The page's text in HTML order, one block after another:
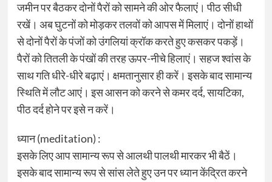
जमीन पर बैठकर दोनों पैरों को सामने की ओर फैलाएं। पीठ सीधी
रखें। अब घुटनों को मोड़कर तलवों को आपस में मिलाएं। दोनों हाथों
से दोनों पैरों के पंजों को उंगलियां क्रॉक करते हुए कसकर पकड़ें।
पैरों को तितली के पंखों की तरह ऊपर-नीचे हिलाएं। सहज श्वांस के
साथ गति धीरे-धीरे बढ़ाएं। क्षमतानुसार ही करें। इसके बाद सामान्य
स्थिति में लौट आएं। इस आसन को करने से कमर दर्द, सायटिका,
पीठ दर्द होने पर इसे न करें।
ध्यान (meditation) :
इसके लिए आप सामान्य रूप से आलथी पालथी मारकर भी बैठें।
इसके बाद सामान्य रूप से सांस लेते हुए उन पर ध्यान केंद्रित करने